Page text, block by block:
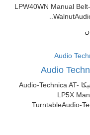
LPW40WN Manual
Audio
گرامافون آدیو تکنیکا Audio-Technica AT-
LP5X
TurntableAudio-